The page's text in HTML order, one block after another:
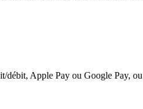
débit, Apple Pay ou Google Pay,